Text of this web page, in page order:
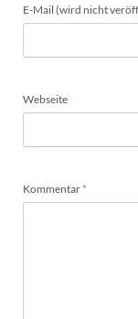
Pflichtfeld
E-Mail (wird nicht
Webseite
Pflichtfeld
Kommentar *